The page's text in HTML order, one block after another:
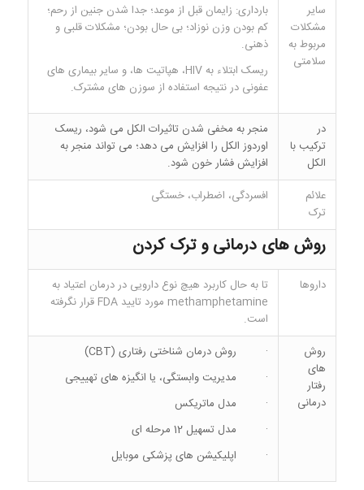
سایر
مشکلات
مربوط به
سلامتی
بارداری: زایمان قبل از موعد؛ جدا شدن جنین از رحم؛
کم بودن وزن نوزاد؛ بی حال بودن؛ مشکلات قلبی و
ذهنی.
ریسک ابتلاء به HIV، هپاتیت ها، و سایر بیماری های
عفونی در نتیجه استفاده از سوزن های مشترک.
در
ترکیب با
الکل
منجر به مخفی شدن تاثیرات الکل می شود، ریسک
اوردوز الکل را افزایش می دهد؛ می تواند منجر به
افزایش فشار خون شود.
علائم
ترک
افسردگی، اضطراب، خستگی
روش های درمانی و ترک کردن
داروها
تا به حال کاربرد هیچ نوع دارویی در درمان اعتیاد به
methamphetamine مورد تایید FDA قرار نگرفته
است.
روش
های
رفتار
درمانی
· روش درمان شناختی رفتاری (CBT)
· مدیریت وابستگی، یا انگیزه های تهییجی
· مدل ماتریکس
· مدل تسهیل 12 مرحله ای
· اپلیکیشن های پزشکی موبایل